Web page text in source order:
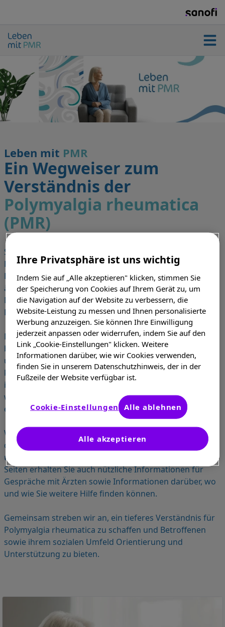
PMR verstehen
PMR behandeln
Anmelden
Leben mit PMR
Ein Wegweiser zum
Verständnis der
Polymyalgia rheumatica
(PMR)
Sie selbst oder jemand in Ihrem Umfeld leidet an
Polymyalgia rheumatica (PMR), einer entzündlichen
Erkrankung, die vor allem ältere Menschen betrifft. PMR
äußert sich meist durch Muskelschmerzen und
Morgensteifigkeit, besonders in Schultern, Nacken und
Hüften.
Mit dieser Website möchten wir Ihnen helfen, die PMR
besser zu verstehen, umfassend über sie aufzuklären
und alle Facetten dieser Erkrankung eingehender
kennenzulernen. Obwohl PMR nicht lebensbedrohlich
ist, erleben Betroffene aufgrund spürbarer Symptome
wie Muskelschmerzen und Bewegungseinschränkungen
eine erhebliche Belastung.
Wir möchten Sie, Ihre Angehörigen und Freunde auf
diesem Weg begleiten und mit Informationen
unterstützen. Sie sind nicht allein! In den folgenden
Seiten erhalten Sie auch nützliche Informationen für
Gespräche mit Ärzten sowie Informationen darüber, wo
und wie Sie weitere Hilfe finden können.
Gemeinsam streben wir an, ein tieferes Verständnis für
Polymyalgia rheumatica zu schaffen und Betroffenen
sowie ihrem sozialen Umfeld Orientierung und
Unterstützung zu bieten.
Ihre Privatsphäre ist uns wichtig
Indem Sie auf „Alle akzeptieren" klicken, stimmen Sie
der Speicherung von Cookies auf Ihrem Gerät zu, um
die Navigation auf der Website zu verbessern, die
Website-Leistung zu messen und Ihnen personalisierte
Werbung anzuzeigen. Sie können Ihre Einwilligung
jederzeit anpassen oder widerrufen, indem Sie auf den
Link „Cookie-Einstellungen" klicken. Weitere
Informationen darüber, wie wir Cookies verwenden,
finden Sie in unserem Datenschutzhinweis, der in der
Fußzeile der Website verfügbar ist.
Cookie-Einstellungen
Alle akzeptieren
Alle ablehnen